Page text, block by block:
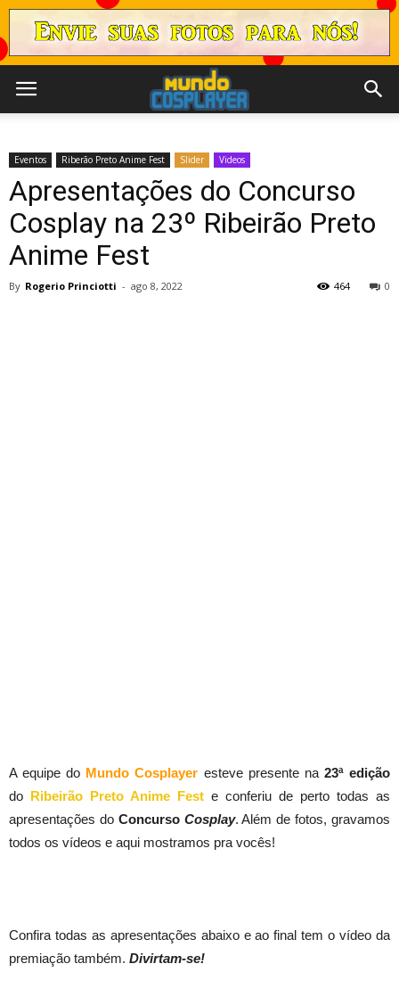
Eventos Riberão Preto Anime Fest Slider Videos
Apresentações do Concurso
Cosplay na 23º Ribeirão Preto
Anime Fest
By Rogerio Princiotti - ago 8, 2022 0
464
A equipe do Mundo Cosplayer esteve presente na 23ª edição
do Ribeirão Preto Anime Fest e conferiu de perto todas as
apresentações do Concurso Cosplay. Além de fotos, gravamos
todos os vídeos e aqui mostramos pra vocês!
Confira todas as apresentações abaixo e ao final tem o vídeo da
premiação também. Divirtam-se!